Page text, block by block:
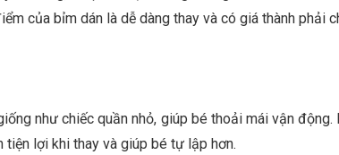
của bỉm dán là dễ dàng thay và có giá thành phải
như chiếc quần nhỏ, giúp bé thoải mái vận
tiện lợi khi thay và giúp bé tự lập hơn.